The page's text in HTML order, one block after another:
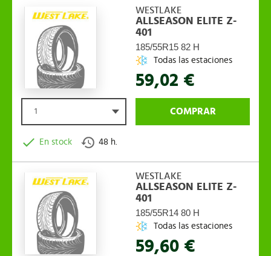
WESTLAKE
ALLSEASON ELITE Z-
401
185/55R15 82 H
Todas las estaciones
59,02 €
1 COMPRAR
En stock 48 h.
WESTLAKE
ALLSEASON ELITE Z-
401
185/55R14 80 H
Todas las estaciones
59,60 €